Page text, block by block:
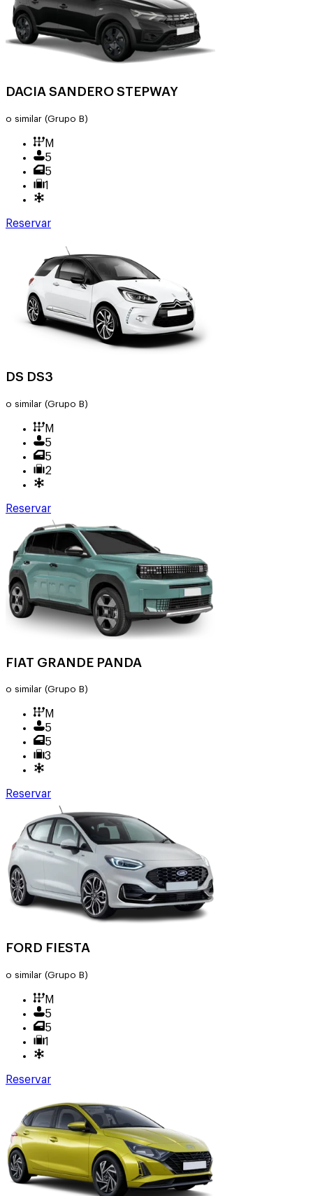
DACIA SANDERO STEPWAY
o similar (Grupo B)
M
5
5
1
Reservar
DS DS3
o similar (Grupo B)
M
5
5
2
Reservar
FIAT GRANDE PANDA
o similar (Grupo B)
M
5
5
3
Reservar
FORD FIESTA
o similar (Grupo B)
M
5
5
1
Reservar